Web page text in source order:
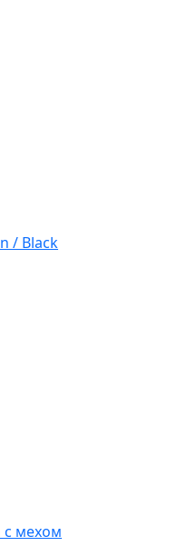
/ Black
с мехом